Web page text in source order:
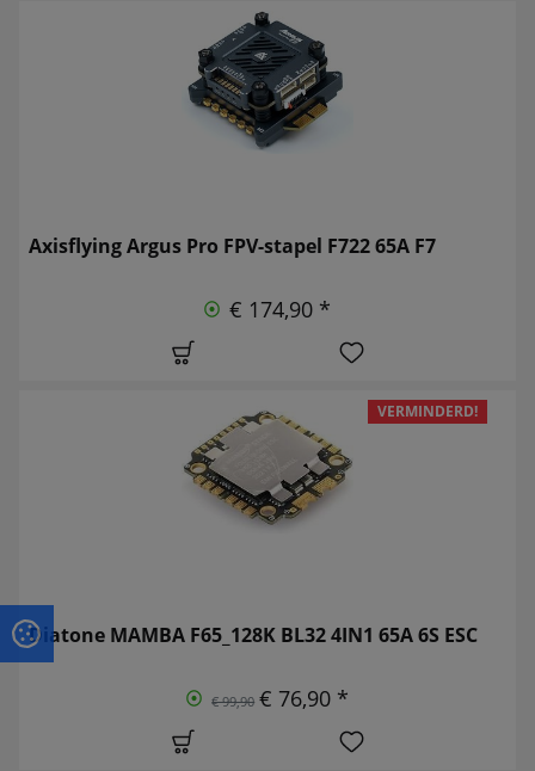
Axisflying Argus Pro FPV-stapel F722 65A F7
€ 174,90 *
VERMINDERD!
Diatone MAMBA F65_128K BL32 4IN1 65A 6S ESC
€ 99,90 € 76,90 *